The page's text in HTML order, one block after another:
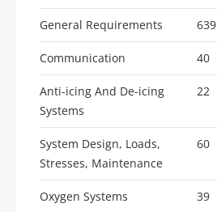
General Requirements 639
Communication 40
Anti-icing And De-icing
Systems
22
System Design, Loads,
Stresses, Maintenance
60
Oxygen Systems 39